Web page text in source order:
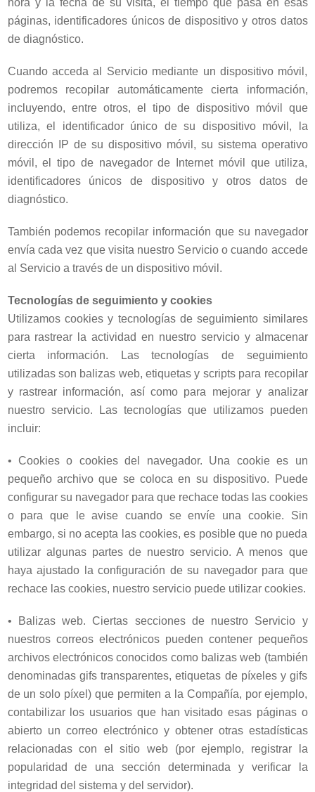
hora y la fecha de su visita, el tiempo que pasa en esas
páginas, identificadores únicos de dispositivo y otros datos
de diagnóstico.
Cuando acceda al Servicio mediante un dispositivo móvil,
podremos recopilar automáticamente cierta información,
incluyendo, entre otros, el tipo de dispositivo móvil que
utiliza, el identificador único de su dispositivo móvil, la
dirección IP de su dispositivo móvil, su sistema operativo
móvil, el tipo de navegador de Internet móvil que utiliza,
identificadores únicos de dispositivo y otros datos de
diagnóstico.
También podemos recopilar información que su navegador
envía cada vez que visita nuestro Servicio o cuando accede
al Servicio a través de un dispositivo móvil.
Tecnologías de seguimiento y cookies
Utilizamos cookies y tecnologías de seguimiento similares
para rastrear la actividad en nuestro servicio y almacenar
cierta información. Las tecnologías de seguimiento
utilizadas son balizas web, etiquetas y scripts para recopilar
y rastrear información, así como para mejorar y analizar
nuestro servicio. Las tecnologías que utilizamos pueden
incluir:
• Cookies o cookies del navegador. Una cookie es un
pequeño archivo que se coloca en su dispositivo. Puede
configurar su navegador para que rechace todas las cookies
o para que le avise cuando se envíe una cookie. Sin
embargo, si no acepta las cookies, es posible que no pueda
utilizar algunas partes de nuestro servicio. A menos que
haya ajustado la configuración de su navegador para que
rechace las cookies, nuestro servicio puede utilizar cookies.
•
Balizas web. Ciertas secciones de nuestro Servicio y
nuestros correos electrónicos pueden contener pequeños
archivos electrónicos conocidos como balizas web (también
denominadas gifs transparentes, etiquetas de píxeles y gifs
de un solo píxel) que permiten a la Compañía, por ejemplo,
contabilizar los usuarios que han visitado esas páginas o
abierto un correo electrónico y obtener otras estadísticas
relacionadas con el sitio web (por ejemplo, registrar la
popularidad de una sección determinada y verificar la
integridad del sistema y del servidor).